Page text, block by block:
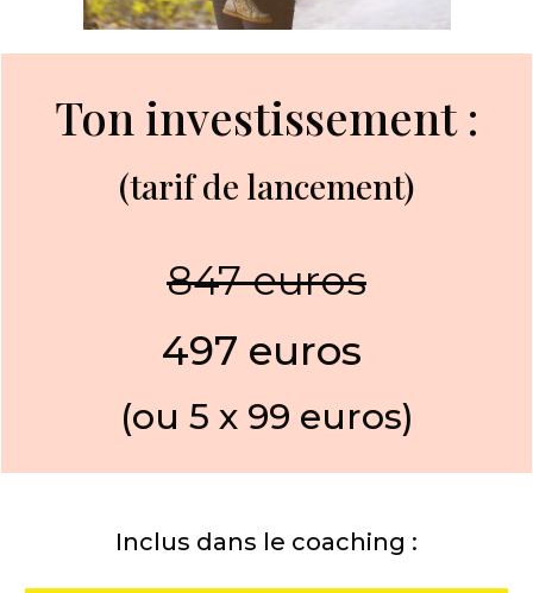
Ton investissement :
(tarif de lancement)
847 euros
497 euros
(ou 5 x 99 euros)
Inclus dans le coaching :